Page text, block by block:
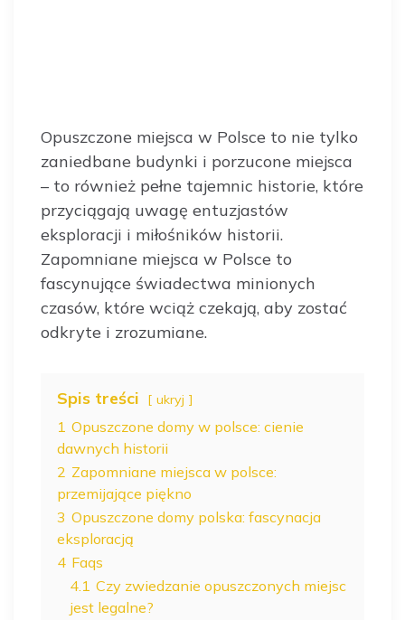
Opuszczone miejsca w Polsce to nie tylko
zaniedbane budynki i porzucone miejsca
– to również pełne tajemnic historie, które
przyciągają uwagę entuzjastów
eksploracji i miłośników historii.
Zapomniane miejsca w Polsce to
fascynujące świadectwa minionych
czasów, które wciąż czekają, aby zostać
odkryte i zrozumiane.
Spis treści ukryj
1 Opuszczone domy w polsce: cienie
dawnych historii
2 Zapomniane miejsca w polsce:
przemijające piękno
3 Opuszczone domy polska: fascynacja
eksploracją
4 Faqs
4.1 Czy zwiedzanie opuszczonych miejsc
jest legalne?